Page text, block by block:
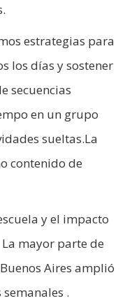
estrategias para
los días y sostener
secuencias
en un grupo
sueltas.La
contenido de
y el impacto
mayor parte de
Aires amplió
.